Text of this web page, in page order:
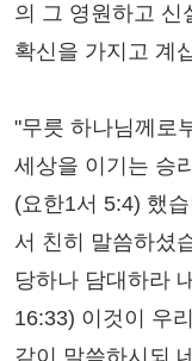
의 그 영원하고 신
확신을 가지고 계
"무릇 하나님께로
세상을 이기는 승
(요한1서 5:4) 했
서 친히 말씀하셨
당하나 담대하라
16:33) 이것이 우